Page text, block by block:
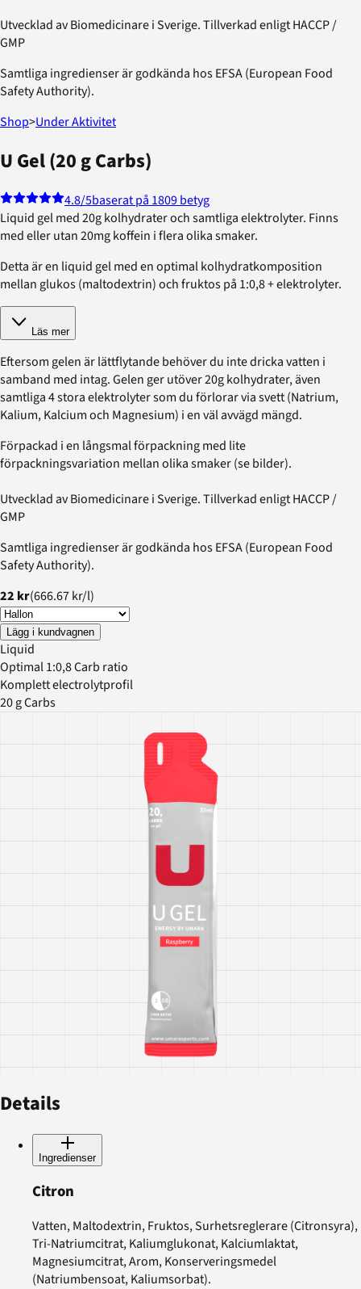
Utvecklad av Biomedicinare i Sverige. Tillverkad enligt HACCP /
GMP
Samtliga ingredienser är godkända hos EFSA (European Food
Safety Authority).
Shop>Under Aktivitet
U Gel (20 g Carbs)
4.8/5baserat på 1809 betyg
Liquid gel med 20g kolhydrater och samtliga elektrolyter. Finns
med eller utan 20mg koffein i flera olika smaker.
Detta är en liquid gel med en optimal kolhydratkomposition
mellan glukos (maltodextrin) och fruktos på 1:0,8 + elektrolyter.
Läs mer
Eftersom gelen är lättflytande behöver du inte dricka vatten i
samband med intag. Gelen ger utöver 20g kolhydrater, även
samtliga 4 stora elektrolyter som du förlorar via svett (Natrium,
Kalium, Kalcium och Magnesium) i en väl avvägd mängd.
Förpackad i en långsmal förpackning med lite
förpackningsvariation mellan olika smaker (se bilder).
Utvecklad av Biomedicinare i Sverige. Tillverkad enligt HACCP /
GMP
Samtliga ingredienser är godkända hos EFSA (European Food
Safety Authority).
22 kr(666.67 kr/l)
Lägg i kundvagnen
Liquid
Optimal 1:0,8 Carb ratio
Komplett electrolytprofil
20 g Carbs
Details
Ingredienser
Citron
Vatten, Maltodextrin, Fruktos, Surhetsreglerare (Citronsyra),
Tri-Natriumcitrat, Kaliumglukonat, Kalciumlaktat,
Magnesiumcitrat, Arom, Konserveringsmedel
(Natriumbensoat, Kaliumsorbat).